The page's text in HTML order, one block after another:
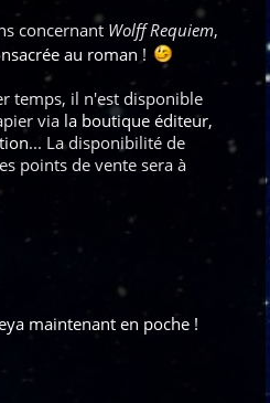
concernant Wolff Requiem,
au roman !
temps, il n'est disponible
via la boutique éditeur,
... La disponibilité de
points de vente sera à
maintenant en poche !